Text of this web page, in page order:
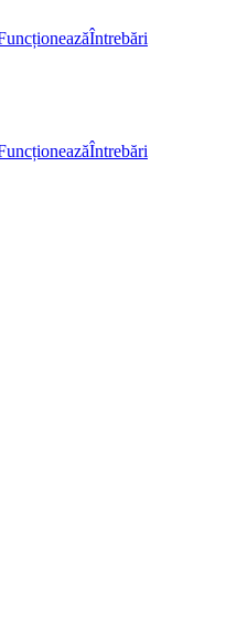
Întrebări
Întrebări